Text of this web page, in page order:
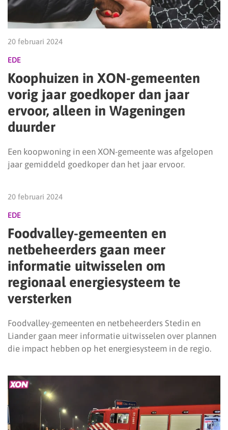
20 februari 2024
EDE
Koophuizen in XON-gemeenten
vorig jaar goedkoper dan jaar
ervoor, alleen in Wageningen
duurder
Een koopwoning in een XON-gemeente was afgelopen
jaar gemiddeld goedkoper dan het jaar ervoor.
20 februari 2024
EDE
Foodvalley-gemeenten en
netbeheerders gaan meer
informatie uitwisselen om
regionaal energiesysteem te
versterken
Foodvalley-gemeenten en netbeheerders Stedin en
Liander gaan meer informatie uitwisselen over plannen
die impact hebben op het energiesysteem in de regio.